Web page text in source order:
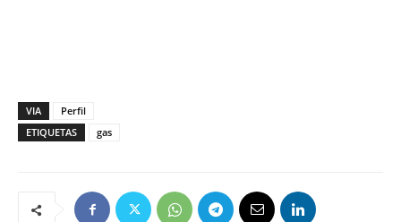
VIA
Perfil
ETIQUETAS
gas